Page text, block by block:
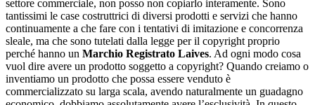
settore commerciale, non posso non copiarlo interamente. Sono
tantissimi le case costruttrici di diversi prodotti e servizi che hanno
continuamente a che fare con i tentativi di imitazione e concorrenza
sleale, ma che sono tutelati dalla legge per il copyright proprio
perché hanno un Marchio Registrato Laives. Ad ogni modo cosa
vuol dire avere un prodotto soggetto a copyright? Quando creiamo o
inventiamo un prodotto che possa essere venduto è
commercializzato su larga scala, avendo naturalmente un guadagno